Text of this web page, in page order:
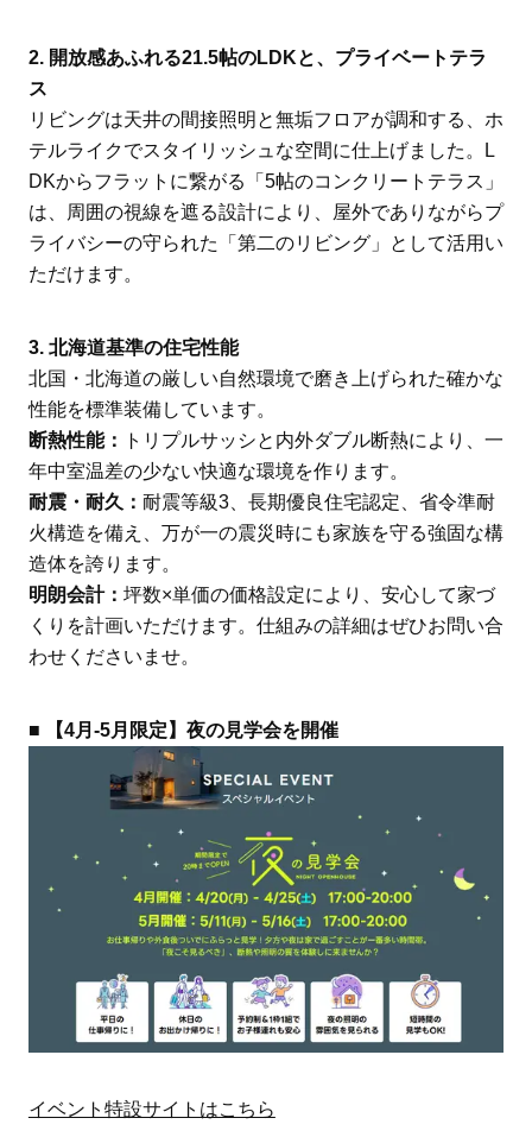
2. 開放感あふれる21.5帖のLDKと、プライベートテラ
ス
リビングは天井の間接照明と無垢フロアが調和する、ホ
テルライクでスタイリッシュな空間に仕上げました。L
DKからフラットに繋がる「5帖のコンクリートテラス」
は、周囲の視線を遮る設計により、屋外でありながらプ
ライバシーの守られた「第二のリビング」として活用い
ただけます。
3. 北海道基準の住宅性能
北国・北海道の厳しい自然環境で磨き上げられた確かな
性能を標準装備しています。
断熱性能：
トリプルサッシと内外ダブル断熱により、一
年中室温差の少ない快適な環境を作ります。
耐震・耐久： 耐震等級3、長期優良住宅認定、省令準耐
火構造を備え、万が一の震災時にも家族を守る強固な構
造体を誇ります。
明朗会計： 坪数×単価の価格設定により、安心して家づ
くりを計画いただけます。仕組みの詳細はぜひお問い合
わせくださいませ。
■ 【4月-5月限定】夜の見学会を開催
イベント特設サイトはこちら